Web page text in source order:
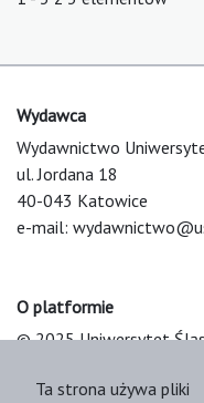
Wydawca
Wydawnictwo
ul. Jordana 18
40-043 Katowice
e-mail:
O platformie
© 2025 Uniwersytet
Platform & Workflow by
Ta strona używa pliki